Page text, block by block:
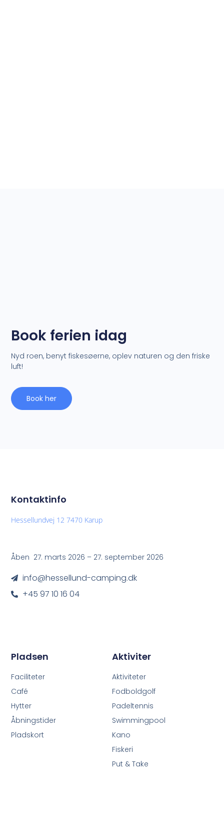
Book ferien idag
Nyd roen, benyt fiskesøerne, oplev naturen og den friske
luft!
Book her
Aktiviter
Aktiviteter
Fodboldgolf
Padeltennis
Swimmingpool
Kano
Fiskeri
Put & Take
Pladsen
Faciliteter
Café
Hytter
Åbningstider
Pladskort
Kontaktinfo
Hessellundvej 12 7470 Karup
Åben 27. marts 2026 – 27. september 2026
info@hessellund-camping.dk
+45 97 10 16 04